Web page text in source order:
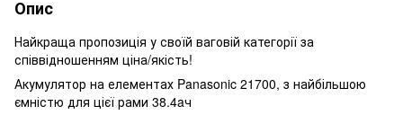
Опис
Найкраща пропозиція у своїй ваговій категорії за
співвідношенням ціна/якість!
Акумулятор на елементах Panasonic 21700, з найбільшою
ємністю для цієї рами 38.4aч